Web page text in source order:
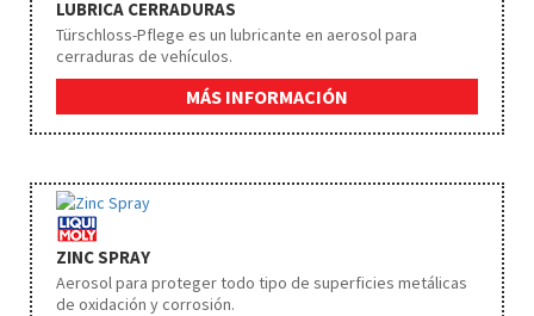
LUBRICA CERRADURAS
Türschloss-Pflege es un lubricante en aerosol para
cerraduras de vehículos.
MÁS INFORMACIÓN
ZINC SPRAY
Aerosol para proteger todo tipo de superficies metálicas
de oxidación y corrosión.